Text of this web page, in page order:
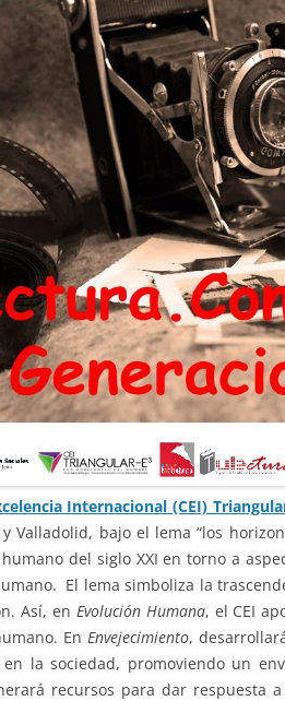
Internacional (CEI)
Valladolid, bajo el lema “los
del siglo XXI en torno a
El lema simboliza la
Así, en Evolución Humana, el CEI
En Envejecimiento,
la sociedad, promoviendo un
recursos para dar respuesta